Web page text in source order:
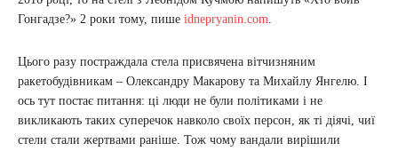
Гонгадзе?» 2 роки тому, пише idnepryanin.com
Цього разу постраждала стела присвячена вітчизняним
ракетобудівникам – Олександру Макарову та Михайлу Янгелю. І
ось тут постає питання: ці люди не були політиками і не
викликають таких суперечок навколо своїх персон, як ті діячі, чиї
стели стали жертвами раніше. Тож чому вандали вирішили